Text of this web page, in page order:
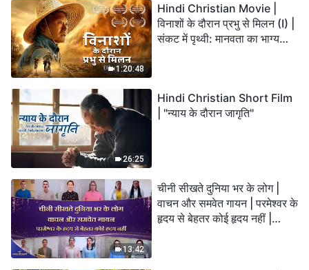
1:20:48
Hindi Christian Movie |
विनाशों के दौरान प्रभु से मिलन (I) |
संकट में पृथ्वी: मानवता का भाग्य
26:25
Hindi Christian Short Film
| "न्याय के दौरान जागृति"
13:42
चीनी सीखते दुनिया भर के लोग |
वाचन और समवेत गायन | परमेश्वर के
हृदय से बेहतर कोई हृदय नहीं |